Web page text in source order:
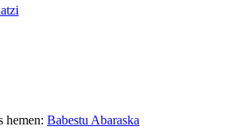
hemen: Babestu Abaraska